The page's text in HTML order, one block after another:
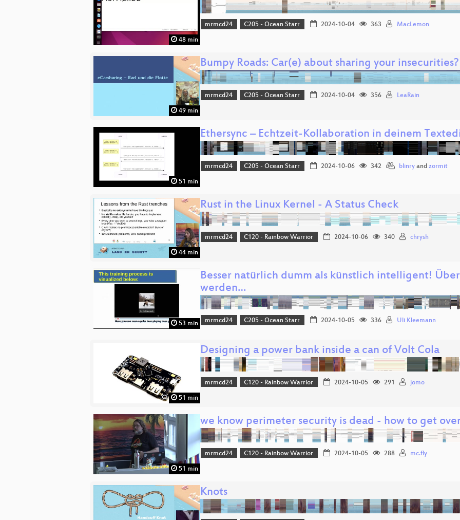
48 min
mrmcd24 C205 - Ocean Starr 2024-10-04 363 MacLemon
49 min
Bumpy Roads: Car(e) about sharing your insecurities?
mrmcd24 C205 - Ocean Starr 2024-10-04 356 LeaRain
51 min
Ethersync – Echtzeit-Kollaboration in deinem
mrmcd24 C205 - Ocean Starr 2024-10-06 342 blinryand zormit
44 min
Rust in the Linux Kernel - A Status Check
mrmcd24 C120 - Rainbow Warrior 2024-10-06 340 chrysh
53 min
Besser natürlich dumm als künstlich intelligent!
werden…
mrmcd24 C205 - Ocean Starr 2024-10-05 336 Uli Kleemann
51 min
Designing a power bank inside a can of Volt Cola
mrmcd24 C120 - Rainbow Warrior 2024-10-05 291 jomo
51 min
we know perimeter security is dead - how to get
mrmcd24 C120 - Rainbow Warrior 2024-10-05 288 mc.fly
Knots